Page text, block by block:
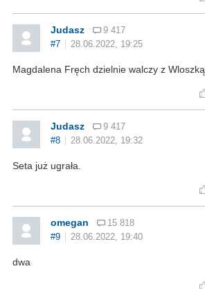
Judasz
9 417
#7
28.06.2022, 19:25
Magdalena Fręch dzielnie walczy z Wloszką.
Judasz
9 417
#8
28.06.2022, 19:32
Seta już ugrała.
omegan
15 818
#9
28.06.2022, 19:40
dwa